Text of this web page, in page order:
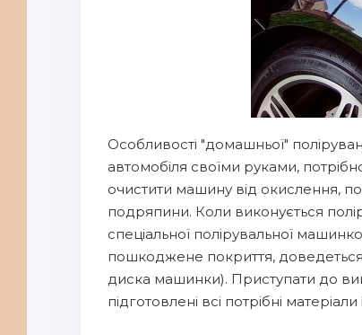
Особливості "домашньої"
автомобіля своїми руками,
очистити машину від окислення,
подряпини. Коли виконується
спеціальної полірувальної
пошкоджене покриття, доведеться
диска машинки). Приступати до
підготовлені всі потрібні